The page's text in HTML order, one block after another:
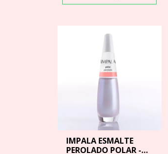
IMPALA ESMALTE
PEROLADO POLAR -